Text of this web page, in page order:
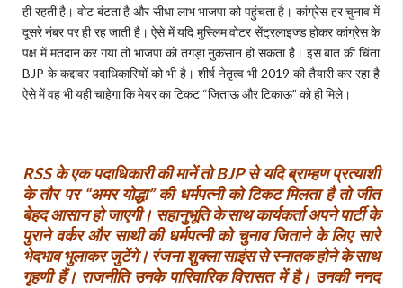
ही रहती है। वोट बंटता है और सीधा लाभ भाजपा को पहुंचता है। कांग्रेस हर चुनाव में
दूसरे नंबर पर ही रह जाती है। ऐसे में यदि मुस्लिम वोटर सेंट्रलाइज्ड होकर कांग्रेस के
पक्ष में मतदान कर गया तो भाजपा को तगड़ा नुकसान हो सकता है। इस बात की चिंता
BJP के कद्दावर पदाधिकारियों को भी है। शीर्ष नेतृत्व भी 2019 की तैयारी कर रहा है
ऐसे में वह भी यही चाहेगा कि मेयर का टिकट “जिताऊ और टिकाऊ” को ही मिले।
RSS के एक पदाधिकारी की मानें तो BJP से यदि ब्राम्हण प्रत्याशी
के तौर पर “अमर योद्धा” की धर्मपत्नी को टिकट मिलता है तो जीत
बेहद आसान हो जाएगी। सहानुभूति के साथ कार्यकर्ता अपने पार्टी के
पुराने वर्कर और साथी की धर्मपत्नी को चुनाव जिताने के लिए सारे
भेदभाव भुलाकर जुटेंगे। रंजना शुक्ला साइंस से स्नातक होने के साथ
गृहणी हैं। राजनीति उनके पारिवारिक विरासत में है। उनकी ननद